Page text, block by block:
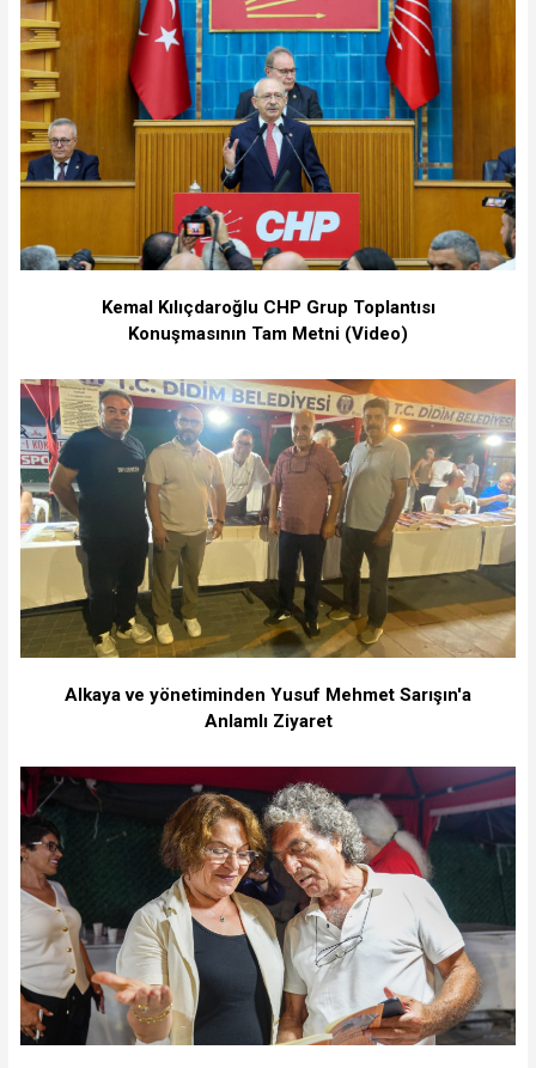
Kemal Kılıçdaroğlu CHP Grup Toplantısı
Konuşmasının Tam Metni (Video)
Alkaya ve yönetiminden Yusuf Mehmet Sarışın'a
Anlamlı Ziyaret